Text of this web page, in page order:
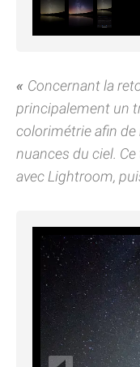
Concernant la
principalement un
colorimétrie afin de
nuances du ciel.
avec Lightroom,